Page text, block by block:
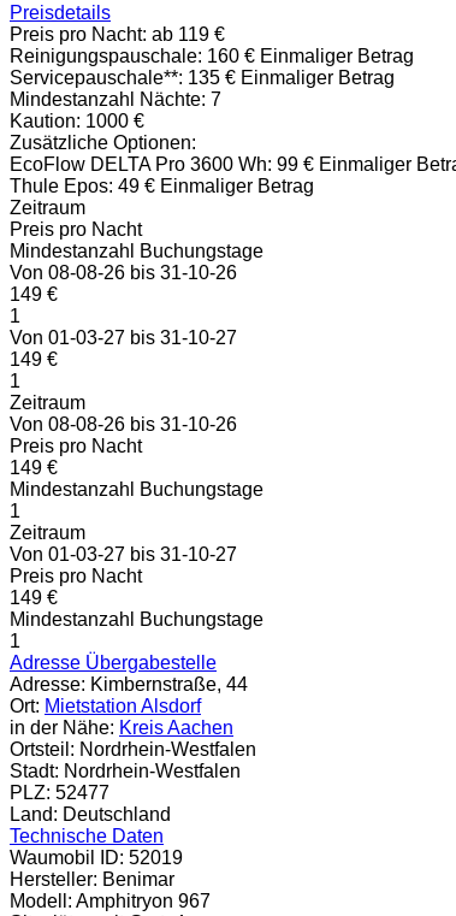
Preisdetails
Preis pro Nacht: ab 119 €
Reinigungspauschale: 160 € Einmaliger Betrag
Servicepauschale**: 135 € Einmaliger Betrag
Mindestanzahl Nächte: 7
Kaution: 1000 €
Zusätzliche Optionen:
EcoFlow DELTA Pro 3600 Wh: 99 € Einmaliger
Thule Epos: 49 € Einmaliger Betrag
Zeitraum
Preis pro Nacht
Mindestanzahl Buchungstage
Von 08-08-26 bis 31-10-26
149 €
1
Von 01-03-27 bis 31-10-27
149 €
1
Zeitraum
Von 08-08-26 bis 31-10-26
Preis pro Nacht
149 €
Mindestanzahl Buchungstage
1
Zeitraum
Von 01-03-27 bis 31-10-27
Preis pro Nacht
149 €
Mindestanzahl Buchungstage
1
Adresse Übergabestelle
Adresse: Kimbernstraße, 44
Ort: Mietstation Alsdorf
in der Nähe: Kreis Aachen
Ortsteil: Nordrhein-Westfalen
Stadt: Nordrhein-Westfalen
PLZ: 52477
Land: Deutschland
Technische Daten
Waumobil ID: 52019
Hersteller: Benimar
Modell: Amphitryon 967